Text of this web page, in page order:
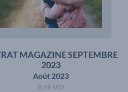
MAGAZINE SEPTEMBRE
2023
Août 2023
8,49 MO